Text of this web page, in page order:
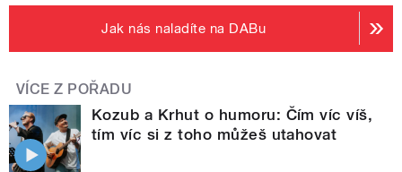
Jak nás naladíte na DABu
VÍCE Z POŘADU
Kozub a Krhut o humoru: Čím víc víš,
tím víc si z toho můžeš utahovat